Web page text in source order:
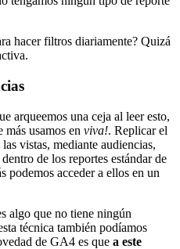
hacer filtros diariamente? Quizá
arqueemos una ceja al leer esto,
más usamos en viva!. Replicar el
vistas, mediante audiencias,
de los reportes estándar de
podemos acceder a ellos en un
algo que no tiene ningún
técnica también podíamos
de GA4 es que a este